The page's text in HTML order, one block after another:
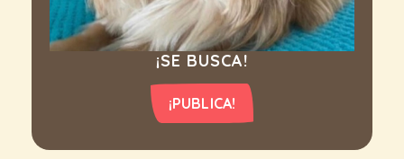
¡SE BUSCA!
¡PUBLICA!